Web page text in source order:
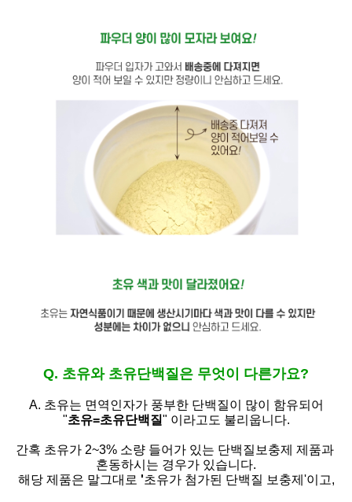
Q. 초유와 초유단백질은 무엇이 다른가요?
A. 초유는 면역인자가 풍부한 단백질이 많이 함유되어
"초유=초유단백질" 이라고도 불리웁니다.
간혹 초유가 2~3% 소량 들어가 있는 단백질보충제 제품과
혼동하시는 경우가 있습니다.
해당 제품은 말그대로 '초유가 첨가된 단백질 보충제'이고,